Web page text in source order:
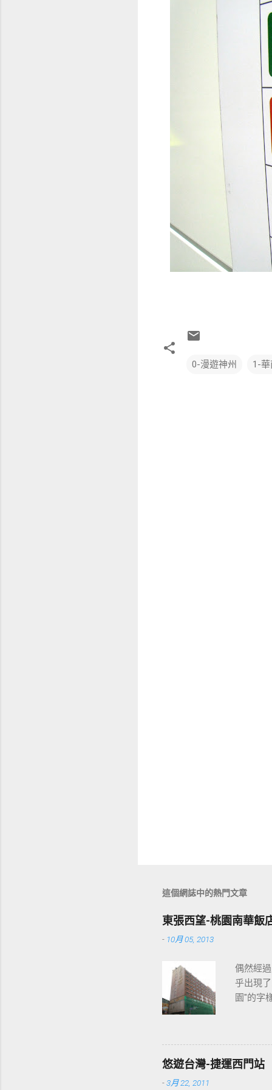
0-漫遊神州 1-
這個網誌中的熱門文章
東張西望-桃園南華飯
- 10月 05, 2013
偶然經
乎出現
園"的字
悠遊台灣-捷運西門站
-3月 22, 2011